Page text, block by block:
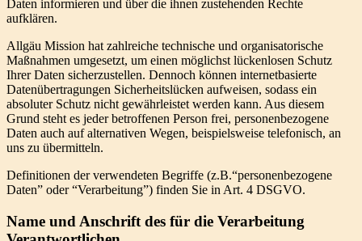
Daten informieren und über die ihnen zustehenden Rechte
aufklären.
Allgäu Mission hat zahlreiche technische und organisatorische
Maßnahmen umgesetzt, um einen möglichst lückenlosen Schutz
Ihrer Daten sicherzustellen. Dennoch können internetbasierte
Datenübertragungen Sicherheitslücken aufweisen, sodass ein
absoluter Schutz nicht gewährleistet werden kann. Aus diesem
Grund steht es jeder betroffenen Person frei, personenbezogene
Daten auch auf alternativen Wegen, beispielsweise telefonisch, an
uns zu übermitteln.
Definitionen der verwendeten Begriffe (z.B.“personenbezogene
Daten” oder “Verarbeitung”) finden Sie in Art. 4 DSGVO.
Name und Anschrift des für die Verarbeitung